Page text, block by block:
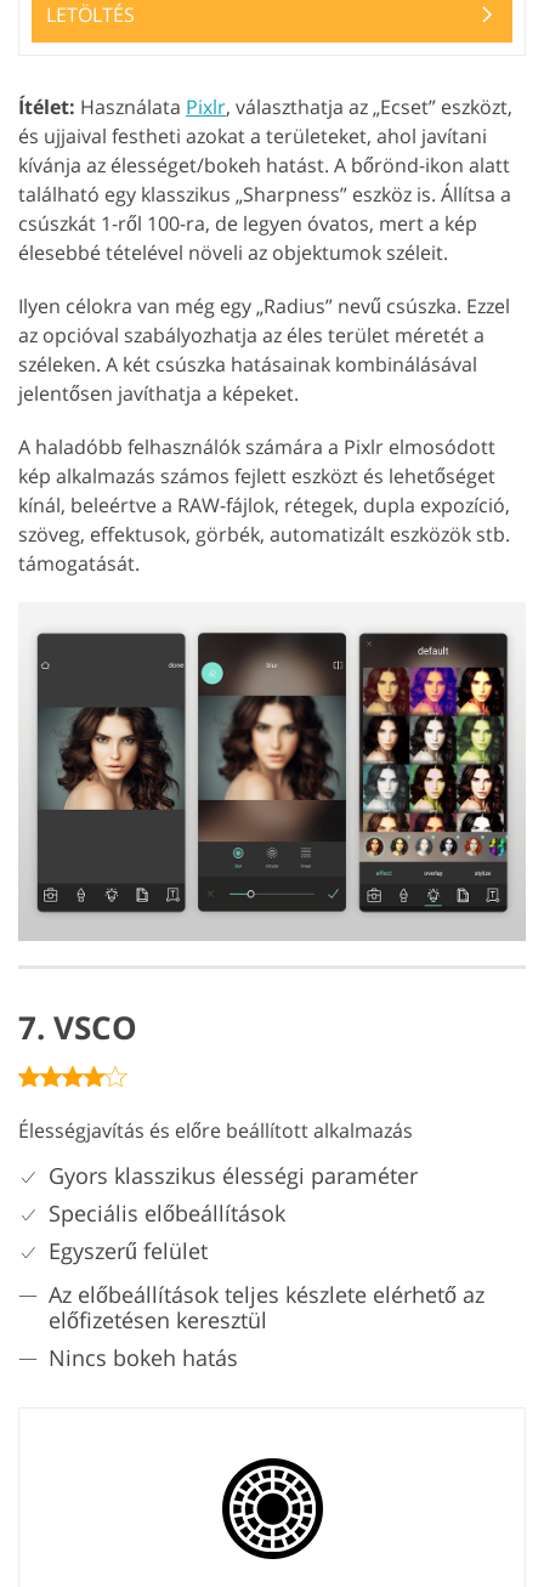
LETÖLTÉS
Ítélet: Használata Pixlr, választhatja az „Ecset” eszközt,
és ujjaival festheti azokat a területeket, ahol javítani
kívánja az élességet/bokeh hatást. A bőrönd-ikon alatt
található egy klasszikus „Sharpness” eszköz is. Állítsa a
csúszkát 1-ről 100-ra, de legyen óvatos, mert a kép
élesebbé tételével növeli az objektumok széleit.
Ilyen célokra van még egy „Radius” nevű csúszka. Ezzel
az opcióval szabályozhatja az éles terület méretét a
széleken. A két csúszka hatásainak kombinálásával
jelentősen javíthatja a képeket.
A haladóbb felhasználók számára a Pixlr elmosódott
kép alkalmazás számos fejlett eszközt és lehetőséget
kínál, beleértve a RAW-fájlok, rétegek, dupla expozíció,
szöveg, effektusok, görbék, automatizált eszközök stb.
támogatását.
7. VSCO
Élességjavítás és előre beállított alkalmazás
Gyors klasszikus élességi paraméter
Speciális előbeállítások
Egyszerű felület
Az előbeállítások teljes készlete elérhető az
előfizetésen keresztül
Nincs bokeh hatás